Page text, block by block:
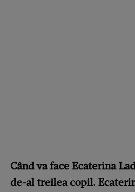
Când va face Ecaterina
de-al treilea copil.